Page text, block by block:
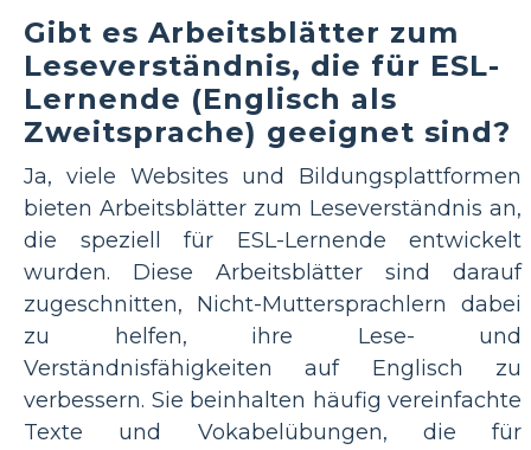
Gibt es Arbeitsblätter zum
Leseverständnis, die für ESL-
Lernende (Englisch als
Zweitsprache) geeignet sind?
Ja, viele Websites und Bildungsplattformen
bieten Arbeitsblätter zum Leseverständnis an,
die speziell für ESL-Lernende entwickelt
wurden. Diese Arbeitsblätter sind darauf
zugeschnitten, Nicht-Muttersprachlern dabei
zu helfen, ihre Lese- und
Verständnisfähigkeiten auf Englisch zu
verbessern. Sie beinhalten häufig vereinfachte
Texte und Vokabelübungen, die für